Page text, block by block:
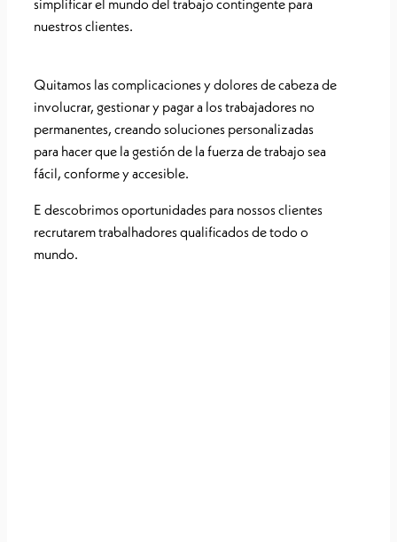
simplificar el mundo del trabajo contingente para
nuestros clientes.
Quitamos las complicaciones y dolores de cabeza de
involucrar, gestionar y pagar a los trabajadores no
permanentes, creando soluciones personalizadas
para hacer que la gestión de la fuerza de trabajo sea
fácil, conforme y accesible.
E descobrimos oportunidades para nossos clientes
recrutarem trabalhadores qualificados de todo o
mundo.